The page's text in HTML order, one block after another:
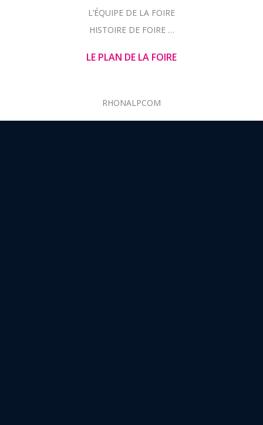
L’ÉQUIPE DE LA FOIRE
HISTOIRE DE FOIRE …
LE PLAN DE LA FOIRE
RHONALPCOM